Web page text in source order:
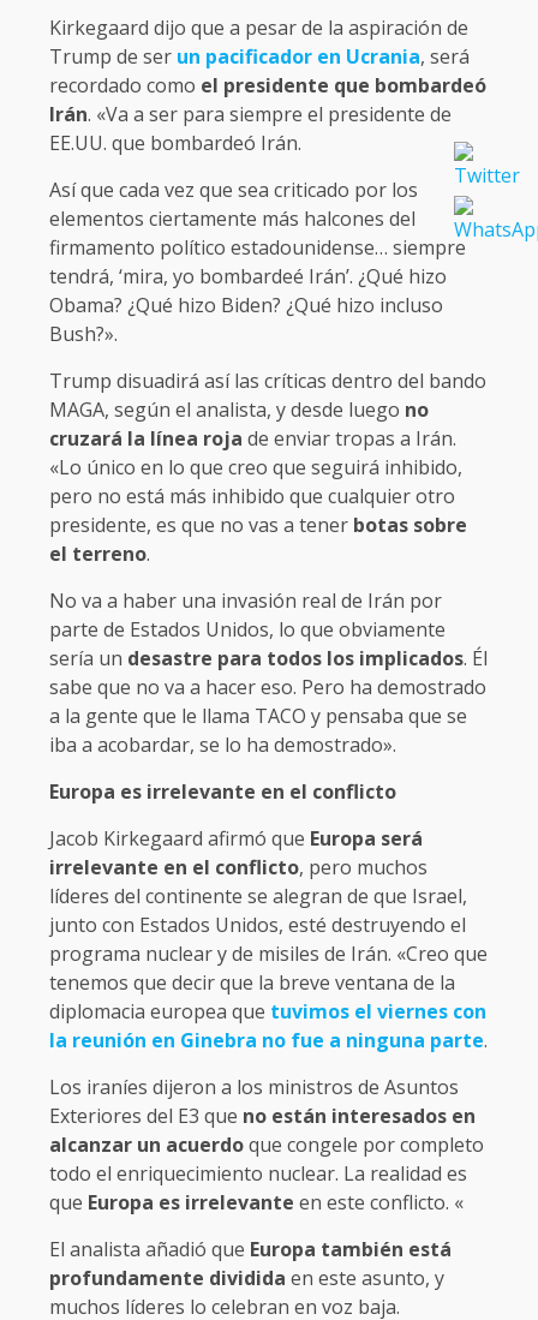
Kirkegaard dijo que a pesar de la aspiración de
Trump de ser un pacificador en Ucrania, será
recordado como el presidente que bombardeó
Irán. «Va a ser para siempre el presidente de
EE.UU. que bombardeó Irán.
Así que cada vez que sea criticado por los
elementos ciertamente más halcones del
firmamento político estadounidense… siempre
tendrá, ‘mira, yo bombardeé Irán’. ¿Qué hizo
Obama? ¿Qué hizo Biden? ¿Qué hizo incluso
Bush?».
Trump disuadirá así las críticas dentro del bando
MAGA, según el analista, y desde luego no
cruzará la línea roja de enviar tropas a Irán.
«Lo único en lo que creo que seguirá inhibido,
pero no está más inhibido que cualquier otro
presidente, es que no vas a tener botas sobre
el terreno.
No va a haber una invasión real de Irán por
parte de Estados Unidos, lo que obviamente
sería un desastre para todos los implicados. Él
sabe que no va a hacer eso. Pero ha demostrado
a la gente que le llama TACO y pensaba que se
iba a acobardar, se lo ha demostrado».
Europa es irrelevante en el conflicto
Jacob Kirkegaard afirmó que Europa será
irrelevante en el conflicto, pero muchos
líderes del continente se alegran de que Israel,
junto con Estados Unidos, esté destruyendo el
programa nuclear y de misiles de Irán. «Creo que
tenemos que decir que la breve ventana de la
diplomacia europea que tuvimos el viernes con
la reunión en Ginebra no fue a ninguna parte.
Los iraníes dijeron a los ministros de Asuntos
Exteriores del E3 que no están interesados en
alcanzar un acuerdoque congele por completo
todo el enriquecimiento nuclear. La realidad es
que Europa es irrelevante en este conflicto. «
El analista añadió que Europa también está
profundamente dividida en este asunto, y
muchos líderes lo celebran en voz baja.